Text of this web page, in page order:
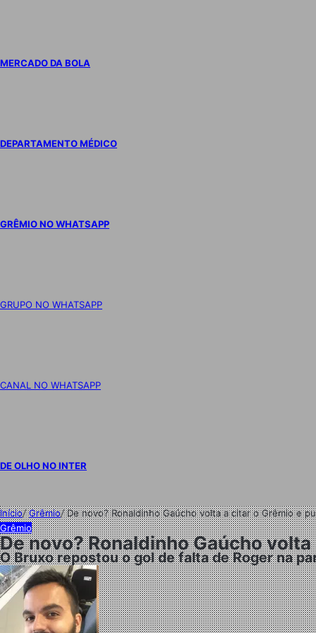
MERCADO DA BOLA
DEPARTAMENTO MÉDICO
GRÊMIO NO WHATSAPP
GRUPO NO WHATSAPP
CANAL NO WHATSAPP
DE OLHO NO INTER
Início/Grêmio/De novo? Ronaldinho Gaúcho volta a citar o Grêmio e
Grêmio
De novo? Ronaldinho Gaúcho
O Bruxo repostou o gol de falta de Roger na